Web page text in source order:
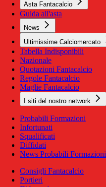
Asta Fantacalcio
Guida all'asta
News
Ultimissime Calciomercato
Tabella Indisponibili
Nazionale
Quotazioni Fantacalcio
Regole Fantacalcio
Maglie Fantacalcio
I siti del nostro network
Probabili Formazioni
Infortunati
Squalificati
Diffidati
News Probabili Formazioni
Consigli Fantacalcio
Portieri